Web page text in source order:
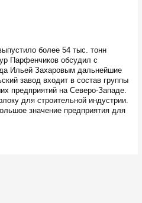
более 54 тыс. тонн
Парфенчиков обсудил с
Ильей Захаровым дальнейшие
завод входит в состав группы
предприятий на Северо-Западе.
для строительной индустрии.
значение предприятия для